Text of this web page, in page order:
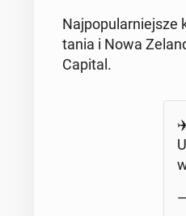
Naj­po­pu­lar­niej­sze
ta­nia i Nowa
Capital.